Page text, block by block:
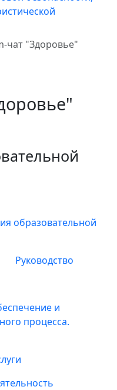
чат "Здоровье"
образовательной
Руководство
и
процесса.